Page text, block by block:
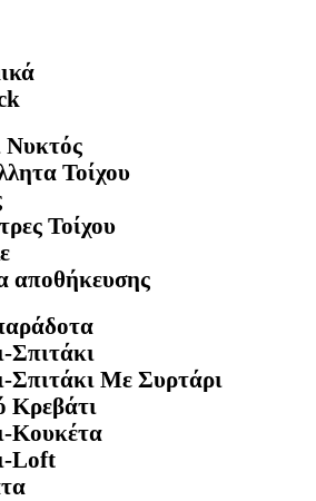
Τοίχου
Τοίχου
αποθήκευσης
Σπιτάκι
Σπιτάκι Με Συρτάρι
Κρεβάτι
Κουκέτα
Loft